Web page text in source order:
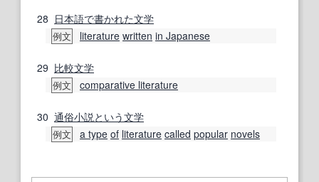
28 日本語で書かれた文学
例文 literature written in Japanese
29 比較文学
例文 comparative literature
30 通俗小説 という文学
例文 a type of literature called popular novels